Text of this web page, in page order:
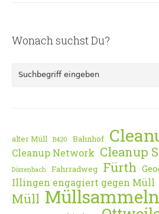
Wonach suchst Du?
alter Müll B420 Bahnhof
Cleanup Network Cleanup
Dörrenbach Fahrradweg Fürth
Illingen engagiert gegen Müll
Müll Müllsammeln